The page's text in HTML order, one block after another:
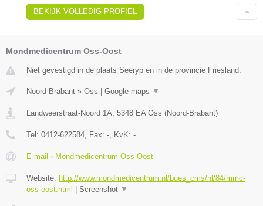
BEKIJK VOLLEDIG PROFIEL
Mondmedicentrum Oss-Oost
Niet gevestigd in de plaats Seeryp en in de provincie Friesland.
Noord-Brabant » Oss Google maps ▼
Landweerstraat-Noord 1A, 5348 EA Oss (Noord-Brabant)
Tel: 0412-622584, Fax: -, KvK: -
E-mail › Mondmedicentrum Oss-Oost
Website: http://www.mondmedicentrum.nl/bues_cms/nl/84/mmc-
oss-oost.html
Screenshot ▼